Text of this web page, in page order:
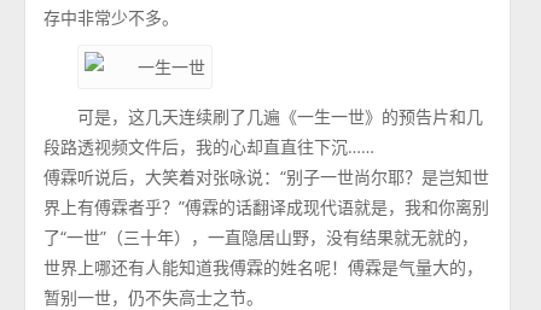
存中非常少不多。
可是，这几天连续刷了几遍《一生一世》的预告片和几
段路透视频文件后，我的心却直直往下沉……
傅霖听说后，大笑着对张咏说：“别子一世尚尔耶？是岂知世
界上有傅霖者乎？”傅霖的话翻译成现代语就是，我和你离别
了“一世”（三十年），一直隐居山野，没有结果就无就的，
世界上哪还有人能知道我傅霖的姓名呢！傅霖是气量大的，
暂别一世，仍不失高士之节。